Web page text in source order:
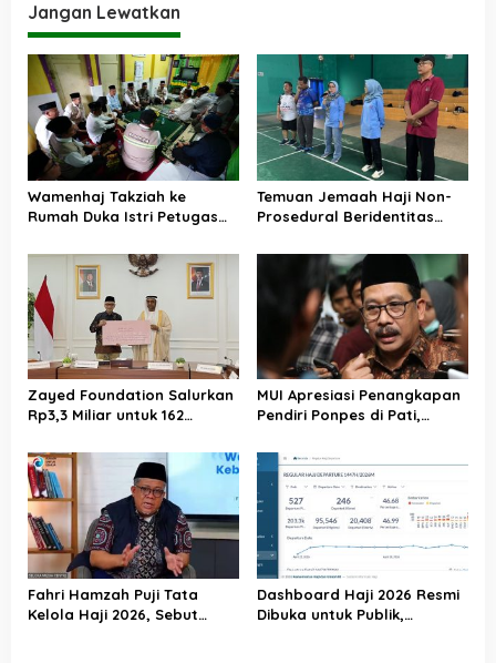
g
a
s
i
p
o
s
Jangan Lewatkan
Wamenhaj Takziah ke
Rumah Duka Istri Petugas
Penghormatan atas
Amanah yang Tetap
Ditunaikan
Temuan Jemaah Haji Non-
Prosedural Beridentitas
Kami Tunggu Arahan Pusat
Zayed Foundation Salurkan
Rp3,3 Miliar untuk 162
Perkuat Kerja Sama Haji RI–
UEA
MUI Apresiasi Penangkapan
Pendiri Ponpes di Pati,
bagi Perusak Akhlak
Pesantren
Fahri Hamzah Puji Tata
Kelola Haji 2026, Sebut
Dashboard Haji 2026 Resmi
Dibuka untuk Publik,